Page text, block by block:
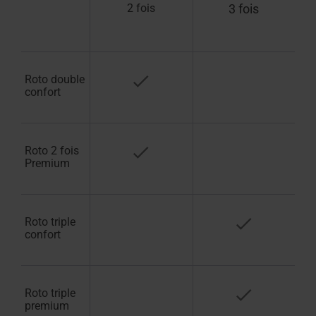
Roto double
confort
Roto 2 fois
Premium
Roto triple
confort
Roto triple
premium
2 fois 3 fois